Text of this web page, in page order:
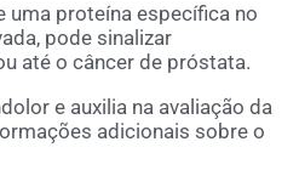
uma proteína específica no
pode sinalizar
até o câncer de próstata.
e auxilia na avaliação da
adicionais sobre o